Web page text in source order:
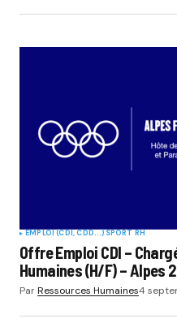
EMPLOI (CDI, CDD...)SPORT RH
Offre Emploi CDI –
Humaines (H/F) – Alpes
ParRessources Humaines4